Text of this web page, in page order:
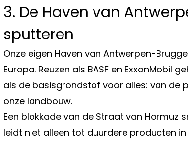
3. De Haven van
sputteren
Onze eigen Haven van Antwerpen-
Europa. Reuzen als BASF en ExxonMobil
als de basisgrondstof voor alles: van
onze landbouw.
Een blokkade van de Straat van Hormuz
leidt niet alleen tot duurdere producten